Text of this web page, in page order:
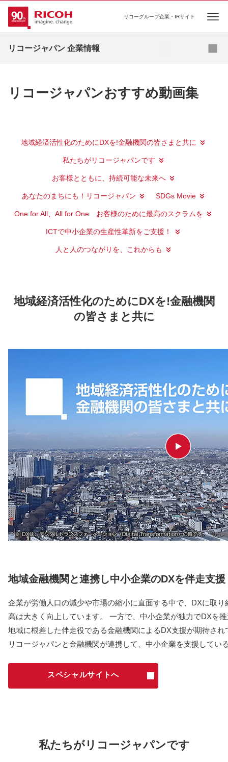
リコーグループ企業・IRサイト
リコージャパン 企業情報
リコージャパンについて
リコージャパンおすすめ動画集
地域経済活性化のためにDXを!金融機関の皆さまと共に
私たちがリコージャパンです
お客様とともに、持続可能な未来へ
あなたのまちにも！リコージャパン SDGs Movie
One for All、All for One お客様のために最高のスクラムを
ICTで中小企業の生産性革新をご支援！
人と人のつながりを、これからも
地域経済活性化のためにDXを!金融機関
の皆さまと共に
地域金融機関と連携し中小企業のDXを伴走支援
企業が労働人口の減少や市場の縮小に直面する中で、DXに取
高は大きく向上しています。 一方で、中小企業が独力でDXを
地域に根差した伴走役である金融機関によるDX支援が期待され
リコージャパンと金融機関が連携して、中小企業を支援してい
スペシャルサイトへ
私たちがリコージャパンです